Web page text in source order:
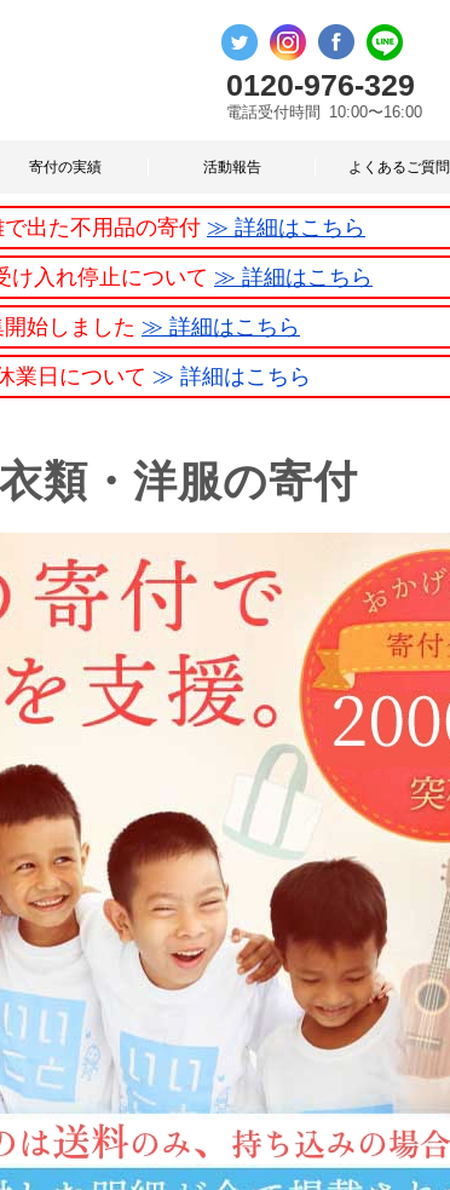
0120-976-329
電話受付時間 10:00〜16:00
寄付の実績 活動報告 よくあるご質問
出た不用品の寄付 ≫ 詳細はこちら
け入れ停止について ≫ 詳細はこちら
始しました ≫ 詳細はこちら
業日について ≫ 詳細はこちら
類・洋服の寄付